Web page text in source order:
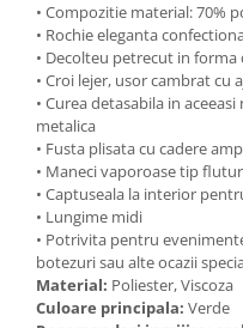
• Compozitie material: 70%
• Rochie eleganta
• Decolteu petrecut in forma
• Croi lejer, usor cambrat cu
• Curea detasabila in
metalica
• Fusta plisata cu cadere
• Maneci vaporoase tip
• Captuseala la interior
• Lungime midi
• Potrivita pentru
botezuri sau alte ocazii
Material: Poliester, Viscoza
Culoare principala: Verde